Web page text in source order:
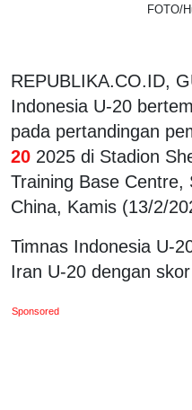
FOTO/
REPUBLIKA.CO.ID,
Indonesia U-20
pada pertandingan
20 2025 di Stadion
Training Base Centre,
China, Kamis (13/2/
Timnas Indonesia U-
Iran U-20 dengan
Sponsored